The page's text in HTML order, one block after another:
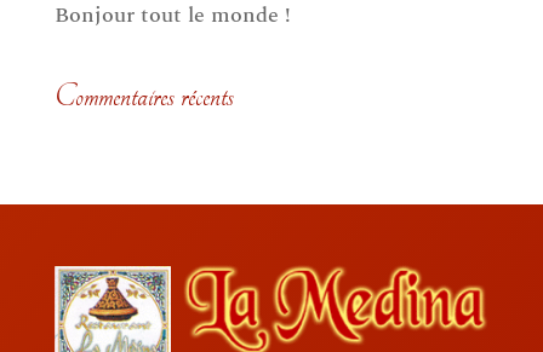
Bonjour tout le monde !
Commentaires récents